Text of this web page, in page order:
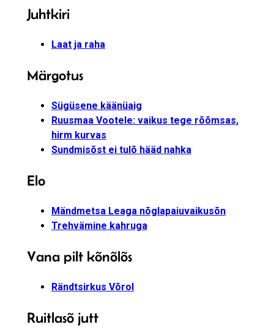
Juhtkiri
Laat ja raha
Märgotus
Sügüsene käänüaig
Ruusmaa Vootele: vaikus tege rõõmsas,
hirm kurvas
Sundmisõst ei tulõ hääd nahka
Elo
Mändmetsa Leaga nõglapaiuvaikusõn
Trehvämine kahruga
Vana pilt kõnõlõs
Rändtsirkus Võrol
Ruitlasõ jutt